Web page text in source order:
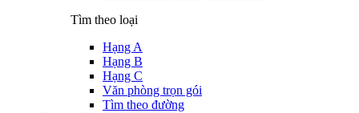
Tìm theo loại
Hạng A
Hạng B
Hạng C
Văn phòng trọn gói
Tìm theo đường